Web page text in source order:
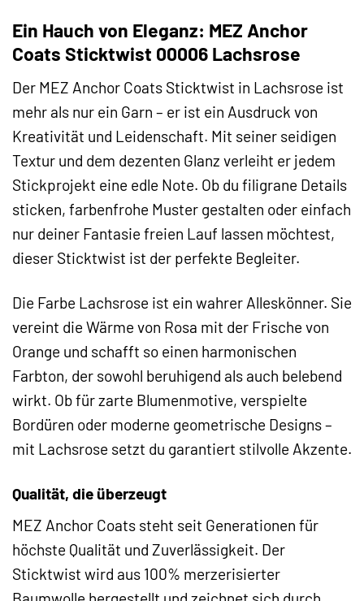
Ein Hauch von Eleganz: MEZ Anchor
Coats Sticktwist 00006 Lachsrose
Der MEZ Anchor Coats Sticktwist in Lachsrose ist
mehr als nur ein Garn – er ist ein Ausdruck von
Kreativität und Leidenschaft. Mit seiner seidigen
Textur und dem dezenten Glanz verleiht er jedem
Stickprojekt eine edle Note. Ob du filigrane Details
sticken, farbenfrohe Muster gestalten oder einfach
nur deiner Fantasie freien Lauf lassen möchtest,
dieser Sticktwist ist der perfekte Begleiter.
Die Farbe Lachsrose ist ein wahrer Alleskönner. Sie
vereint die Wärme von Rosa mit der Frische von
Orange und schafft so einen harmonischen
Farbton, der sowohl beruhigend als auch belebend
wirkt. Ob für zarte Blumenmotive, verspielte
Bordüren oder moderne geometrische Designs –
mit Lachsrose setzt du garantiert stilvolle Akzente.
Qualität, die überzeugt
MEZ Anchor Coats steht seit Generationen für
höchste Qualität und Zuverlässigkeit. Der
Sticktwist wird aus 100% merzerisierter